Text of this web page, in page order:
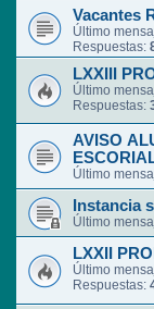
Vacantes
Último
Respuestas:
LXXIII
Último
Respuestas:
AVISO
Último
Instancia
Último
LXXII
Último
Respuestas: